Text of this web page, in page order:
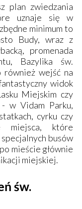
plan zwiedzania
uznaje się w
minimum to
Budy, wraz z
, promenada
, Bazylika św.
również wejść na
widok
Miejskim czy
- w Vidam Parku,
cyrku czy
miejsca, które
busów
mieście głównie
miejskiej.
św.